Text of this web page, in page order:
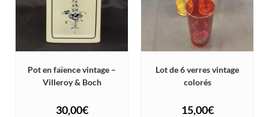
Pot en faïence vintage –
Villeroy & Boch
30,00€
Lot de 6 verres vintage
colorés
15,00€